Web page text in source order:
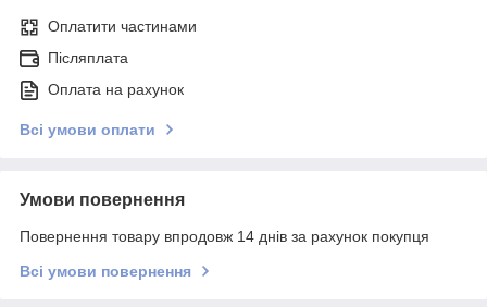
Оплатити частинами
Післяплата
Оплата на рахунок
Всі умови оплати
Умови повернення
Повернення товару впродовж 14 днів за рахунок покупця
Всі умови повернення